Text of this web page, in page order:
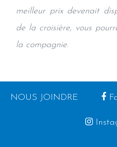
meilleur prix devenait
de la croisière, vous
la compagnie.
NOUS JOINDRE